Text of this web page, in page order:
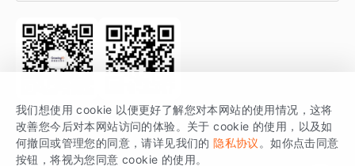
开发者文档
SDK 文档
场景指南
行业活动
关注公众号 获取更多干货
GrowingIO 是专注于数据智能分析与增长的品牌，核心平台为 GrowingIO
分析云。
我们想使用 cookie 以便更好了解您对本网站的使用情况，这将
改善您今后对本网站访问的体验。关于 cookie 的使用，以及如
何撤回或管理您的同意，请详见我们的 隐私协议 。如你点击同意
按钮，将视为您同意 cookie 的使用。